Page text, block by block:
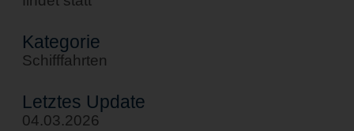
Kategorie
Schifffahrten
Letztes Update
04.03.2026